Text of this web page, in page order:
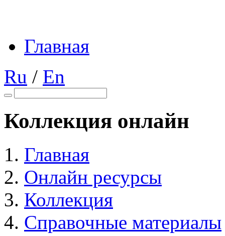
Главная
Ru / En
Коллекция онлайн
Главная
Онлайн ресурсы
Коллекция
Справочные материалы